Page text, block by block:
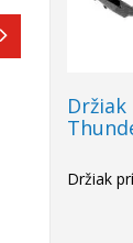
Držiak
Držiak